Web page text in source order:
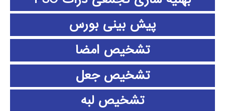
پیش بینی بورس
تشخیص امضا
تشخیص جعل
تشخیص لبه